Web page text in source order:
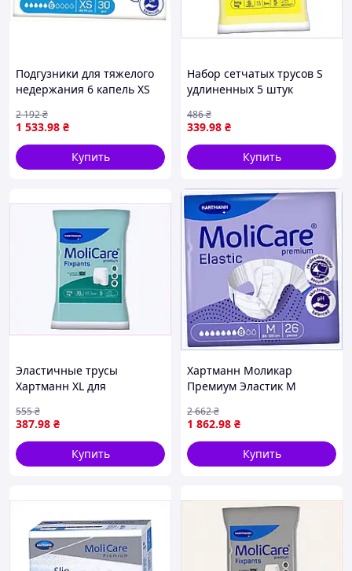
Подгузники для тяжелого
недержания 6 капель XS
1 533.98 ₴
2 192₴
Купить
Набор сетчатых трусов S
удлиненных 5 штук
339.98 ₴
486₴
Купить
Эластичные трусы
Хартманн XL для
8P78131C0
387.98 ₴
555₴
Купить
Хартманн Моликар
Премиум Эластик М
шт, 878BP1322
1 862.98 ₴
2 662₴
Купить